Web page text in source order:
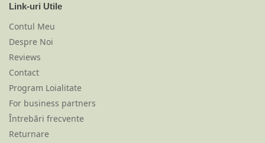
Link-uri Utile
Contul Meu
Despre Noi
Reviews
Contact
Program Loialitate
For business partners
Întrebări frecvente
Returnare